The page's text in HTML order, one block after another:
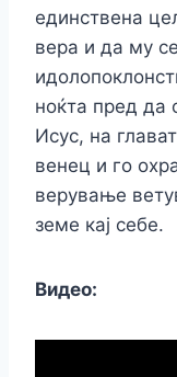
единствена
вера и да му
ноќта пред да
Исус, на
венец и го
верување
земе кај себе.
Видео: